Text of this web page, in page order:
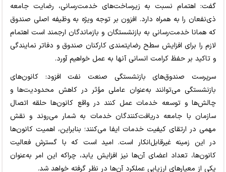
گفت: اهتمام نسبت به زیرساخت‌های خدمت‌رسانی، رضایت جامعه
ذی‌نفعان را به همراه دارد. افزون بر توجه ویژه به وظیفه اصلی صندوق
که همانا خدمت‌رسانی به بازنشستگان و بازماندگان ارجمند است اهتمام
لازم را برای افزایش سطح رضایتمندی کارکنان صندوق و دفاتر نمایندگی
و تاکید بر حفظ کرامت انسانی آنها به عمل خواهیم آورد.
سرپرست صندوق‌های بازنشستگی صنعت نفت افزود: کانون‌های
بازنشستگی می‌توانند به‌عنوان عاملی مؤثر در کاهش محدودیت‌ها و
چالش‌ها و توسعه خدمات عمل کنند در واقع کانون‌ها حلقه اتصال
سازمان با جامعه دریافت‌کنندگان خدمات به شمار می‌روند و نقش
مهمی در ارتقای کیفیت خدمات ایفا می‌کنند؛ بنابراین، اهمیت کانون‌ها
در این زمینه غیرقابل‌انکار است. امید است که با گسترش فعالیت‌
کانون‌ها، تعداد اعضای آن‌ها نیز افزایش یابد، چراکه این امر به‌عنوان
یکی از معیارهای ارزیابی عملکرد آن‌ها در نظر گرفته خواهد شد.